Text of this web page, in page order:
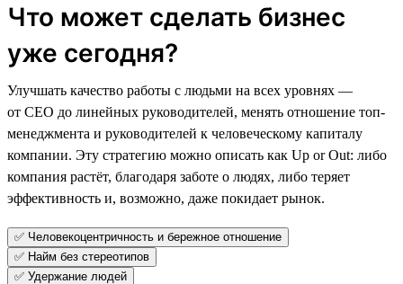
Что может сделать бизнес
уже сегодня?
Улучшать качество работы с людьми на всех уровнях —
от СЕО до линейных руководителей, менять отношение топ-
менеджмента и руководителей к человеческому капиталу
компании. Эту стратегию можно описать как Up or Out: либо
компания растёт, благодаря заботе о людях, либо теряет
эффективность и, возможно, даже покидает рынок.
✅ Человекоцентричность и бережное отношение
✅ Найм без стереотипов
✅ Удержание людей